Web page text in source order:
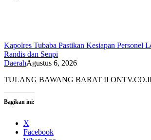
Kapolres Tubaba Pastikan Kesiapan Personel
Randis dan Senpi
DaerahAgustus 6, 2026
TULANG BAWANG BARAT II
Bagikan ini:
X
Facebook